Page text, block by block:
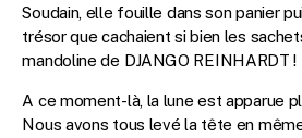
Soudain, elle fouille dans son panier
trésor que cachaient si bien les
mandoline de DJANGO REINHARDT !
A ce moment-là, la lune est apparue
Nous avons tous levé la tête en